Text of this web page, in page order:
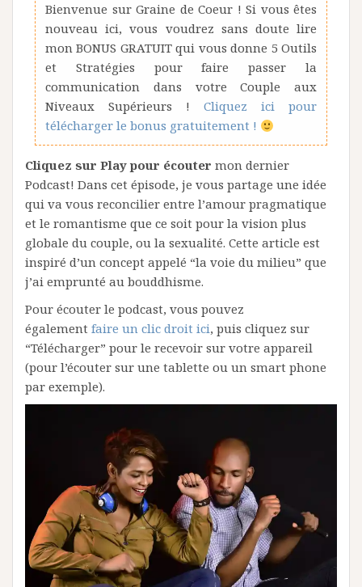
Bienvenue sur Graine de Coeur ! Si vous êtes
nouveau ici, vous voudrez sans doute lire
mon BONUS GRATUIT qui vous donne 5 Outils
et Stratégies pour faire passer la
communication dans votre Couple aux
Niveaux Supérieurs ! Cliquez ici pour
télécharger le bonus gratuitement !
Cliquez sur Play pour écouter mon dernier
Podcast! Dans cet épisode, je vous partage une idée
qui va vous reconcilier entre l’amour pragmatique
et le romantisme que ce soit pour la vision plus
globale du couple, ou la sexualité. Cette article est
inspiré d’un concept appelé “la voie du milieu” que
j’ai emprunté au bouddhisme.
Pour écouter le podcast, vous pouvez
également faire un clic droit ici, puis cliquez sur
“Télécharger” pour le recevoir sur votre appareil
(pour l’écouter sur une tablette ou un smart phone
par exemple).